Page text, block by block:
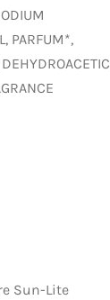
PARFUM*,
Sun-Lite